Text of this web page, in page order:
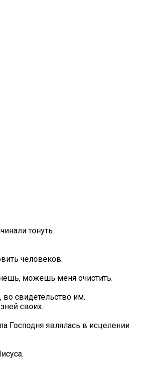
тонуть.
человеков.
можешь меня очистить.
свидетельство им.
своих.
Господня являлась в исцелении